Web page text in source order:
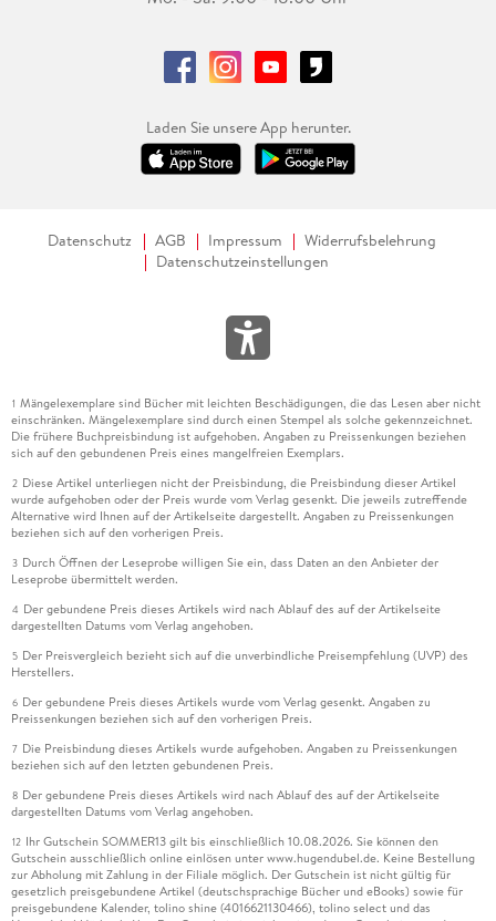
Laden Sie unsere App herunter.
Datenschutz AGB Impressum
Widerrufsbelehrung
Datenschutzeinstellungen
1 Mängelexemplare sind Bücher mit leichten Beschädigungen, die das Lesen aber nicht
einschränken. Mängelexemplare sind durch einen Stempel als solche gekennzeichnet.
Die frühere Buchpreisbindung ist aufgehoben. Angaben zu Preissenkungen beziehen
sich auf den gebundenen Preis eines mangelfreien Exemplars.
2 Diese Artikel unterliegen nicht der Preisbindung, die Preisbindung dieser Artikel
wurde aufgehoben oder der Preis wurde vom Verlag gesenkt. Die jeweils zutreffende
Alternative wird Ihnen auf der Artikelseite dargestellt. Angaben zu Preissenkungen
beziehen sich auf den vorherigen Preis.
3 Durch Öffnen der Leseprobe willigen Sie ein, dass Daten an den Anbieter der
Leseprobe übermittelt werden.
4 Der gebundene Preis dieses Artikels wird nach Ablauf des auf der Artikelseite
dargestellten Datums vom Verlag angehoben.
5 Der Preisvergleich bezieht sich auf die unverbindliche Preisempfehlung (UVP) des
Herstellers.
6 Der gebundene Preis dieses Artikels wurde vom Verlag gesenkt. Angaben zu
Preissenkungen beziehen sich auf den vorherigen Preis.
7 Die Preisbindung dieses Artikels wurde aufgehoben. Angaben zu Preissenkungen
beziehen sich auf den letzten gebundenen Preis.
8 Der gebundene Preis dieses Artikels wird nach Ablauf des auf der Artikelseite
dargestellten Datums vom Verlag angehoben.
12 Ihr Gutschein SOMMER13 gilt bis einschließlich 10.08.2026. Sie können den
Gutschein ausschließlich online einlösen unter www.hugendubel.de. Keine Bestellung
zur Abholung mit Zahlung in der Filiale möglich. Der Gutschein ist nicht gültig für
gesetzlich preisgebundene Artikel (deutschsprachige Bücher und eBooks) sowie für
preisgebundene Kalender, tolino shine (4016621130466), tolino select und das